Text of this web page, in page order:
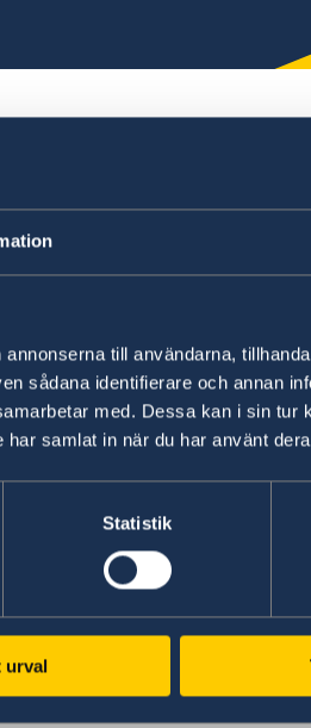
till användarna,
sådana identifierare och annan
med. Dessa kan i sin tur
samlat in när du har använt
Statistik
urval
Sweden
Embassy of Sweden
reply to questions,
Syrian nationals
on migration or visa,